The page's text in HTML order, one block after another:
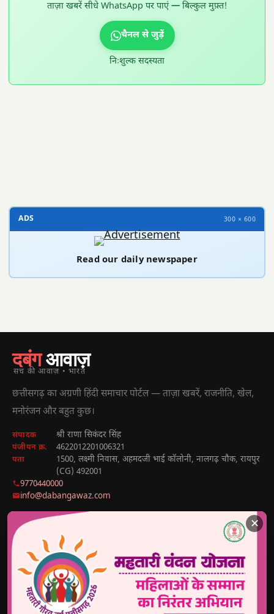
ताज़ा खबरें सीधे WhatsApp पर पाएं — बिल्कुल मुफ़्त!
चैनल से जुड़ें
निःशुल्क सदस्यता
ADS 300 × 600
Read our daily newspaper
दबंगआवाज़
सच की आवाज़ • भारत
छत्तीसगढ़ का अग्रणी हिंदी समाचार पोर्टल — ताज़ा खबरें, राजनीति, खेल,
मनोरंजन और बहुत कुछ।
संपादक श्री राणा सिकंदर सिंह
पंजीयन क्र. 4622012201006321
पता
1500, लक्ष्मी निवास, अहमदजी भाई कॉलोनी, नालगढ़ चौक, रायपुर
(CG) 492001
9770440000
info@dabangawaz.com
मुख्य खबरें
छत्तीसगढ़
अंतराष्ट्रीय
राज्य
होम
हमारे बारे में
संपर्क करें
✕